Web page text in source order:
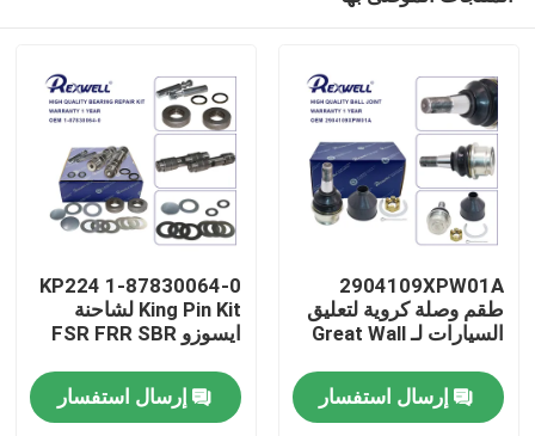
2904109XPW01A
طقم وصلة كروية لتعليق
السيارات لـ Great Wall
إرسال استفسار
1-87830064-0 KP224
King Pin Kit لشاحنة
ايسوزو FSR FRR SBR
إرسال استفسار